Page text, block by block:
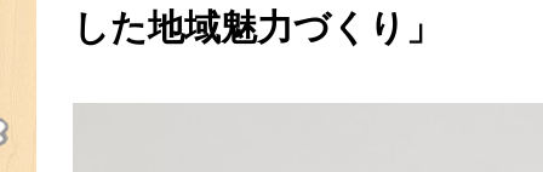
した地域魅力づくり」